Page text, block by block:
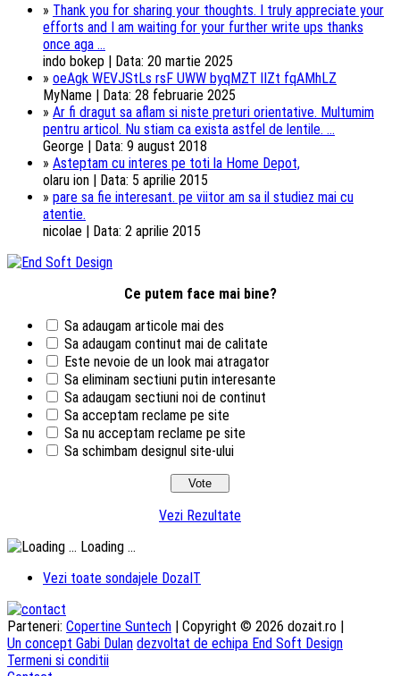
» Thank you for sharing your thoughts. I truly appreciate your
efforts and I am waiting for your further write ups thanks
once aga ...
indo bokep | Data: 20 martie 2025
» oeAgk WEVJStLs rsF UWW byqMZT lIZt fqAMhLZ
MyName | Data: 28 februarie 2025
» Ar fi dragut sa aflam si niste preturi orientative. Multumim
pentru articol. Nu stiam ca exista astfel de lentile. ...
George | Data: 9 august 2018
» Asteptam cu interes pe toti la Home Depot,
olaru ion | Data: 5 aprilie 2015
» pare sa fie interesant. pe viitor am sa il studiez mai cu
atentie.
nicolae | Data: 2 aprilie 2015
Ce putem face mai bine?
Sa adaugam articole mai des
Sa adaugam continut mai de calitate
Este nevoie de un look mai atragator
Sa eliminam sectiuni putin interesante
Sa adaugam sectiuni noi de continut
Sa acceptam reclame pe site
Sa nu acceptam reclame pe site
Sa schimbam designul site-ului
Vezi Rezultate
Loading ...
Vezi toate sondajele DozaIT
Parteneri: Copertine Suntech | Copyright © 2026 dozait.ro |
Un concept Gabi Dulan dezvoltat de echipa End Soft Design
Termeni si conditii